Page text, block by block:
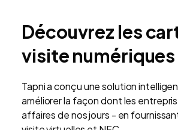
Découvrez les
visite numériques
Tapni a conçu une solution
améliorer la façon dont les
affaires de nos jours - en